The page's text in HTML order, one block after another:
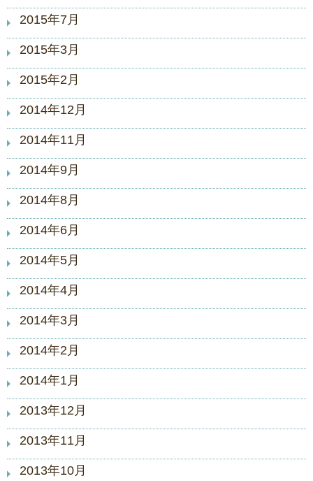
2015年7月
2015年3月
2015年2月
2014年12月
2014年11月
2014年9月
2014年8月
2014年6月
2014年5月
2014年4月
2014年3月
2014年2月
2014年1月
2013年12月
2013年11月
2013年10月